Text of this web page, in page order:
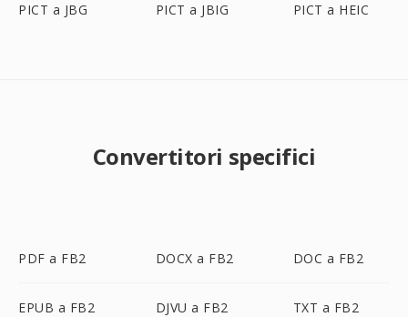
PICT a JBG PICT a JBIG PICT a HEIC
Convertitori specifici
PDF a FB2 DOCX a FB2 DOC a FB2
EPUB a FB2 DJVU a FB2 TXT a FB2